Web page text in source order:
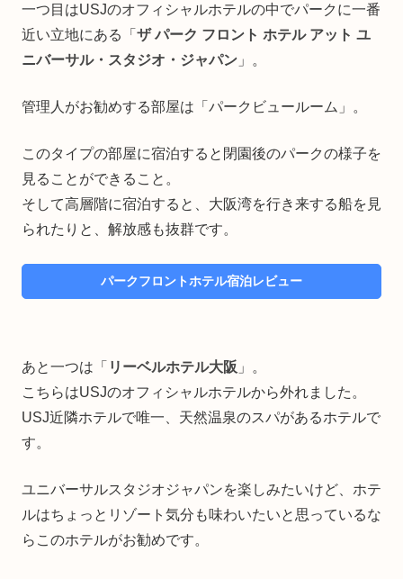
一つ目はUSJのオフィシャルホテルの中でパークに一番
近い立地にある「 ザ パーク フロント ホテル アット ユ
ニバーサル・スタジオ・ジャパン 」。
管理人がお勧めする部屋は「パークビュールーム」。
このタイプの部屋に宿泊すると閉園後のパークの様子を
見ることができること。
そして高層階に宿泊すると、大阪湾を行き来する船を見
られたりと、解放感も抜群です。
パークフロントホテル宿泊レビュー
あと一つは「 リーベルホテル大阪 」。
こちらはUSJのオフィシャルホテルから外れました。
USJ近隣ホテルで唯一、天然温泉のスパがあるホテルで
す。
ユニバーサルスタジオジャパンを楽しみたいけど、ホテ
ルはちょっとリゾート気分も味わいたいと思っているな
らこのホテルがお勧めです。